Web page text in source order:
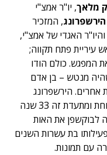
מלאך, יו"ר אמצ"י
הירשפרונג, המזכיר
האגדי של אמצ"י,
עיריית פתח תקווה;
המפגש. כולם הודו
מנטש – בן אדם
אחרים. הירשפרונג
, שמדווחת ומתעדת זה 33 שנה
לבוקשפן את האות
בת עשרות השנים
עם תמונות.